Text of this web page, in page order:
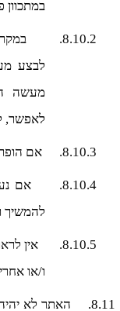
במתכוון
8.10.2.
לבצע
מעשה
לאפשר,
8.10.3. אם
8.10.4. אם
להמשיך
8.10.5. אין
ו/או
8.11.
האתר לא